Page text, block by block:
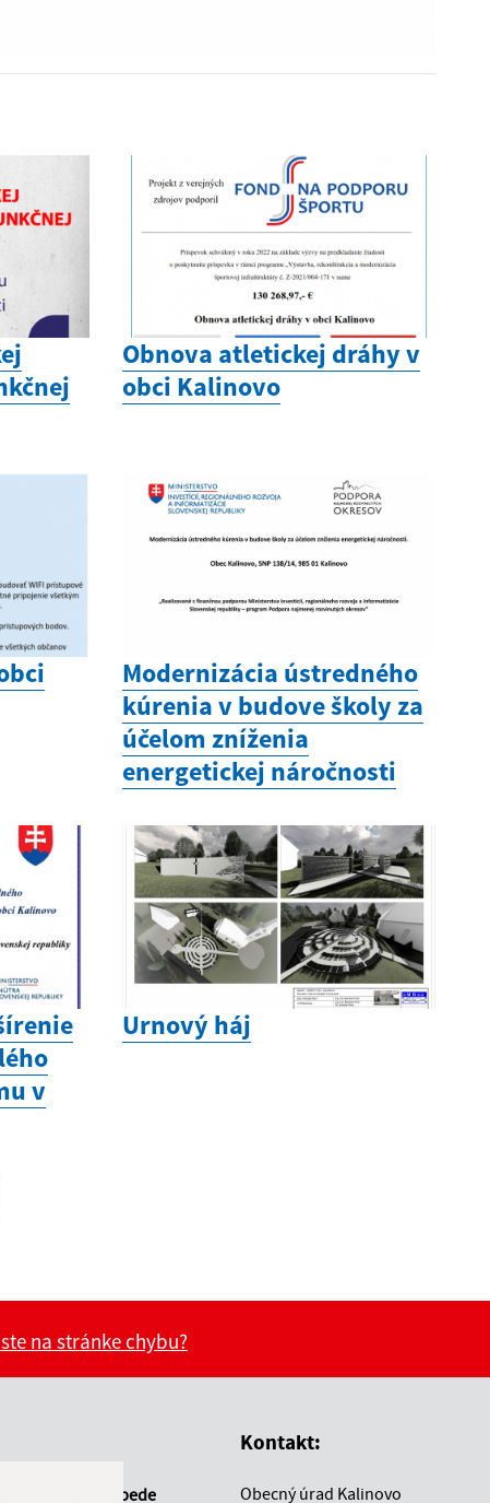
Obnova atletickej dráhy v
obci Kalinovo
Modernizácia ústredného
kúrenia v budove školy za
účelom zníženia
energetickej náročnosti
v
Urnový háj
na stránke chybu?
Čas poobede
Kontakt:
Obecný úrad Kalinovo